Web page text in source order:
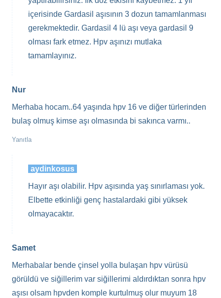
içerisinde Gardasil aşısının 3 dozun tamamlanması
gerekmektedir. Gardasil 4 lü aşı veya gardasil 9
olması fark etmez. Hpv aşınızı mutlaka
tamamlayınız.
Nur
Merhaba hocam..64 yaşında hpv 16 ve diğer türlerinden
bulaş olmuş kimse aşı olmasında bi sakınca varmı..
Yanıtla
aydinkosus
Hayır aşı olabilir. Hpv aşısında yaş sınırlaması yok.
Elbette etkinliği genç hastalardaki gibi yüksek
olmayacaktır.
Samet
Merhabalar bende çinsel yolla bulaşan hpv vürüsü
görüldü ve siğillerim var siğillerimi aldırdıktan sonra hpv
aşısı olsam hpvden komple kurtulmuş olur muyum 18